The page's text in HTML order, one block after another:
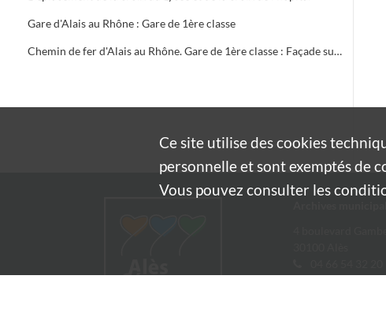
Gare d'Alais au Rhône : Gare de 1ère classe
Chemin de fer d'Alais au Rhône. Gare de 1ère classe : Façade sur cour
Ce site utilise descookies
personnelle et sont exemptés de
Vous pouvez consulter les